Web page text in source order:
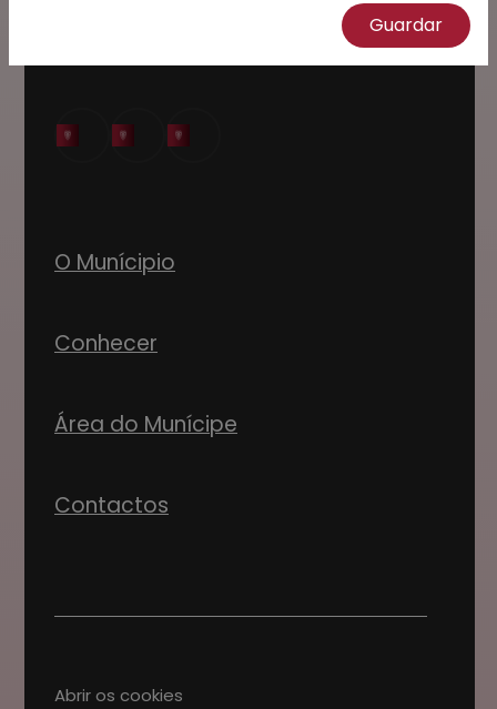
O Munícipio
Conhecer
Área do Munícipe
Contactos
Abrir os cookies
Guardar